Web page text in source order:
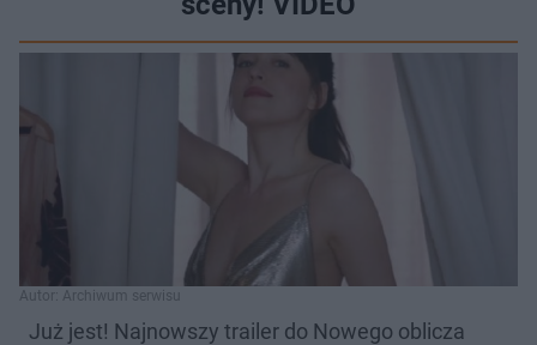
Autor: Archiwum serwisu
Już jest! Najnowszy trailer do Nowego oblicza